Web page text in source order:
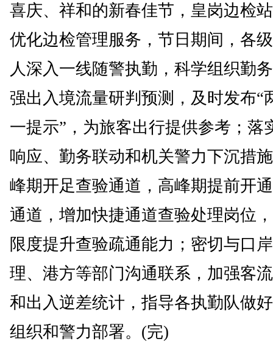
喜庆、祥和的新春佳节，皇岗边检
优化边检管理服务，节日期间，各
人深入一线随警执勤，科学组织勤
强出入境流量研判预测，及时发布“
一提示”，为旅客出行提供参考；落
响应、勤务联动和机关警力下沉措
峰期开足查验通道，高峰期提前开
通道，增加快捷通道查验处理岗位
限度提升查验疏通能力；密切与口
理、港方等部门沟通联系，加强客
和出入逆差统计，指导各执勤队做
组织和警力部署。(完)